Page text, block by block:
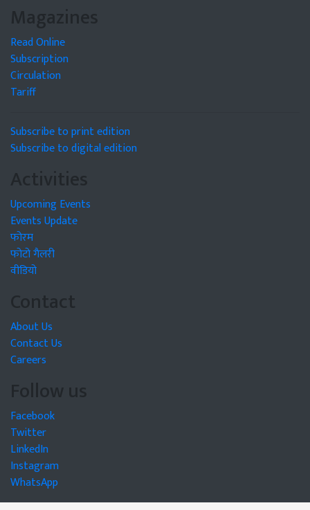
Magazines
Read Online
Subscription
Circulation
Tariff
Subscribe to print edition
Subscribe to digital edition
Activities
Upcoming Events
Events Update
फोरम
फोटो गैलरी
वीडियो
Contact
About Us
Contact Us
Careers
Follow us
Facebook
Twitter
LinkedIn
Instagram
WhatsApp